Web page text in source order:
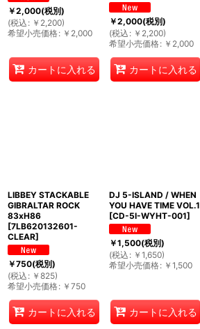
￥2,000(税別)
(税込 : ￥ 2,200)
希望小売価格: ￥ 2,000
カートに入れる
￥2,000(税別)
(税込 : ￥ 2,200)
希望小売価格: ￥ 2,000
カートに入れる
LIBBEY STACKABLE
GIBRALTAR ROCK
83xH86
[7LB620132601-
CLEAR]
￥750(税別)
(税込 : ￥ 825)
希望小売価格: ￥ 750
カートに入れる
DJ 5-ISLAND / WHEN
YOU HAVE TIME VOL.1
[CD-5I-WYHT-001]
￥1,500(税別)
(税込 : ￥ 1,650)
希望小売価格: ￥ 1,500
カートに入れる